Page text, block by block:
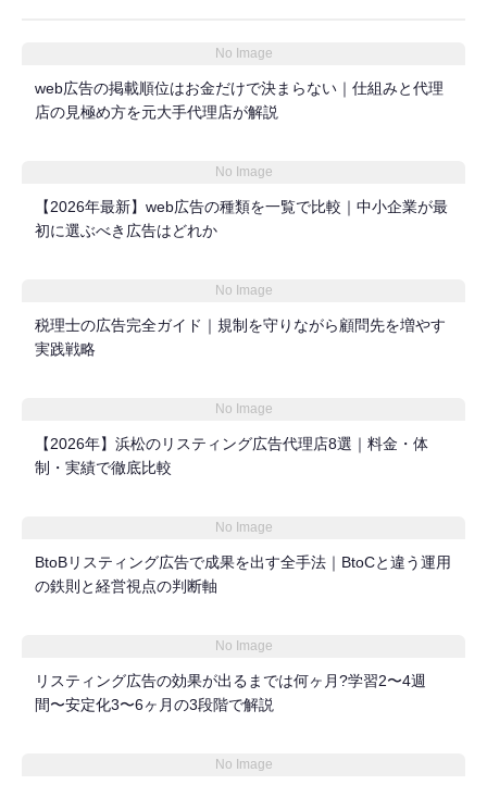
No Image
web広告の掲載順位はお金だけで決まらない｜仕組みと代理
店の見極め方を元大手代理店が解説
No Image
【2026年最新】web広告の種類を一覧で比較｜中小企業が最
初に選ぶべき広告はどれか
No Image
税理士の広告完全ガイド｜規制を守りながら顧問先を増やす
実践戦略
No Image
【2026年】浜松のリスティング広告代理店8選｜料金・体
制・実績で徹底比較
No Image
BtoBリスティング広告で成果を出す全手法｜BtoCと違う運用
の鉄則と経営視点の判断軸
No Image
リスティング広告の効果が出るまでは何ヶ月?学習2〜4週
間〜安定化3〜6ヶ月の3段階で解説
No Image